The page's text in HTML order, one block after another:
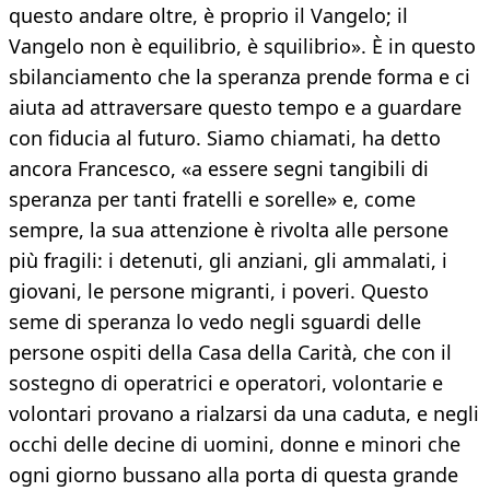
questo andare oltre, è proprio il Vangelo; il
Vangelo non è equilibrio, è squilibrio». È in questo
sbilanciamento che la speranza prende forma e ci
aiuta ad attraversare questo tempo e a guardare
con fiducia al futuro. Siamo chiamati, ha detto
ancora Francesco, «a essere segni tangibili di
speranza per tanti fratelli e sorelle» e, come
sempre, la sua attenzione è rivolta alle persone
più fragili: i detenuti, gli anziani, gli ammalati, i
giovani, le persone migranti, i poveri. Questo
seme di speranza lo vedo negli sguardi delle
persone ospiti della Casa della Carità, che con il
sostegno di operatrici e operatori, volontarie e
volontari provano a rialzarsi da una caduta, e negli
occhi delle decine di uomini, donne e minori che
ogni giorno bussano alla porta di questa grande